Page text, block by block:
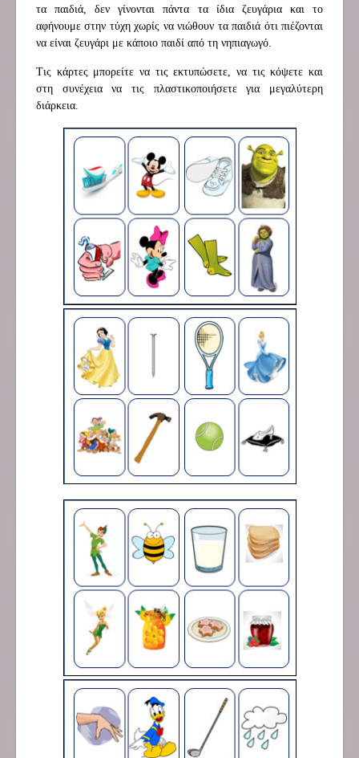
τα παιδιά, δεν γίνονται πάντα τα ίδια ζευγάρια και το
αφήνουμε στην τύχη χωρίς να νιώθουν τα παιδιά ότι πιέζονται
να είναι ζευγάρι με κάποιο παιδί από τη νηπιαγωγό.
Τις κάρτες μπορείτε να τις εκτυπώσετε, να τις κόψετε και
στη συνέχεια να τις πλαστικοποιήσετε για μεγαλύτερη
διάρκεια.